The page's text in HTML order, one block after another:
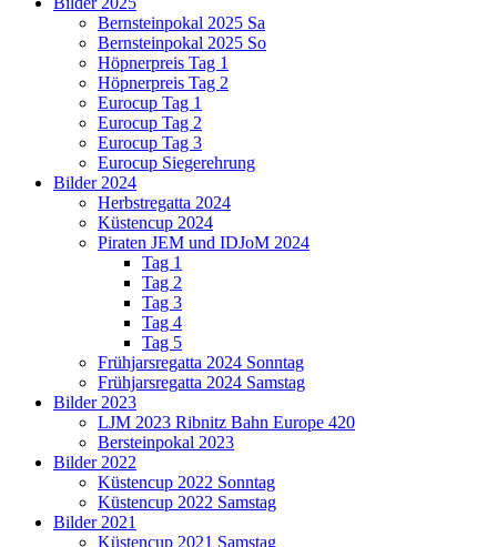
Bernsteinpokal 2025 Sa
Bernsteinpokal 2025 So
Höpnerpreis Tag 1
Höpnerpreis Tag 2
Eurocup Tag 1
Eurocup Tag 2
Eurocup Tag 3
Eurocup Siegerehrung
Bilder 2024
Herbstregatta 2024
Küstencup 2024
Piraten JEM und IDJoM 2024
Tag 1
Tag 2
Tag 3
Tag 4
Tag 5
Frühjarsregatta 2024 Sonntag
Frühjarsregatta 2024 Samstag
Bilder 2023
LJM 2023 Ribnitz Bahn Europe 420
Bersteinpokal 2023
Bilder 2022
Küstencup 2022 Sonntag
Küstencup 2022 Samstag
Bilder 2021
Küstencup 2021 Samstag